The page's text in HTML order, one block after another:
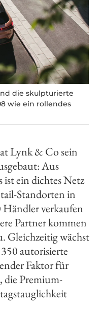
die skulpturierte
wie ein rollendes
Lynk & Co sein
Aus
ein dichtes Netz
Standorten in
verkaufen
Partner kommen
Gleichzeitig wächst
autorisierte
Faktor für
die Premium-